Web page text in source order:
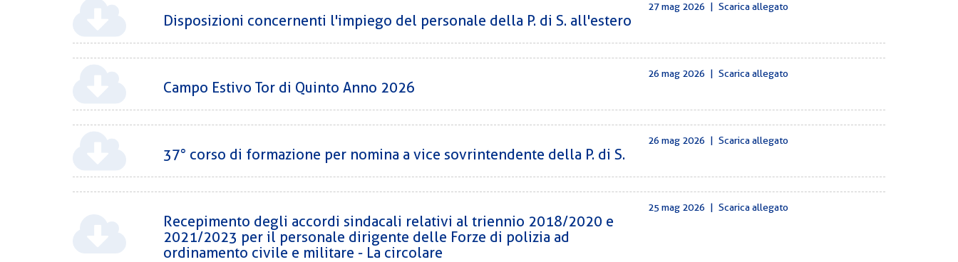
Disposizioni concernenti l'impiego del personale della P. di S. all'estero
27 mag 2026 | Scarica allegato
Campo Estivo Tor di Quinto Anno 2026
26 mag 2026 | Scarica allegato
37° corso di formazione per nomina a vice sovrintendente della P. di S.
26 mag 2026 | Scarica allegato
Recepimento degli accordi sindacali relativi al triennio 2018/2020 e
2021/2023 per il personale dirigente delle Forze di polizia ad
ordinamento civile e militare - La circolare
25 mag 2026 | Scarica allegato